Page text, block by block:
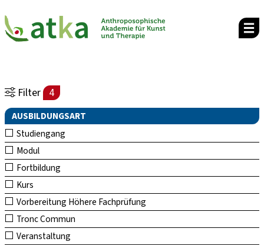
Filter 4
AUSBILDUNGSART
Studiengang
Modul
Fortbildung
Kurs
Vorbereitung Höhere Fachprüfung
Tronc Commun
Veranstaltung